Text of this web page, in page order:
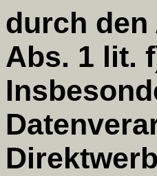
durch den
Abs. 1 lit.